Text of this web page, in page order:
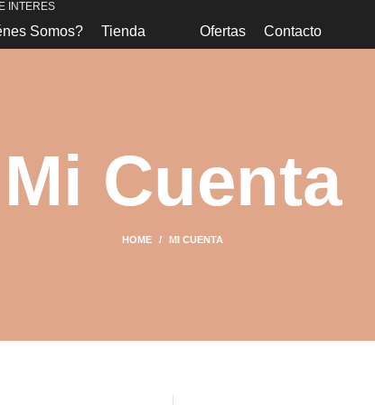
INTERES
Somos? Tienda Ofertas Contacto
Mi Cuenta
HOME MI CUENTA